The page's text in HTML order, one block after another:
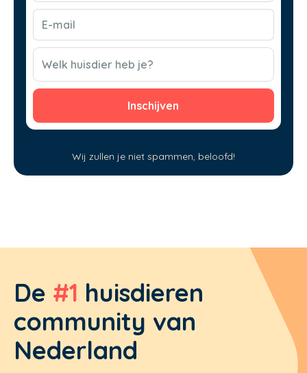
E-
mail
(Vereist)
CAPTCHA
Welk huisdier heb je?
Wij zullen je niet spammen, beloofd!
De #1 huisdieren
community van
Nederland